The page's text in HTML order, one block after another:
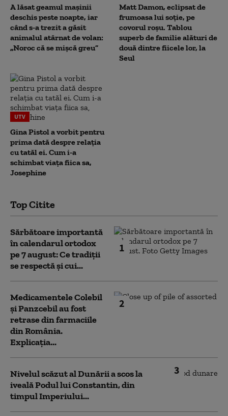
A lăsat geamul mașinii
deschis peste noapte, iar
când s-a trezit a găsit
animalul atârnat de volan:
„Noroc că se mișcă greu”
Matt Damon, eclipsat de
frumoasa lui soție, pe
covorul roșu. Tablou
superb de familie alături de
două dintre fiicele lor, la
Seul
UTV
Gina Pistol a vorbit pentru
prima dată despre relația
cu tatăl ei. Cum i-a
schimbat viața fiica sa,
Josephine
Top Citite
1
Sărbătoare importantă
în calendarul ortodox
pe 7 august: Ce tradiții
se respectă și cui...
2
Medicamentele Colebil
și Panzcebil au fost
retrase din farmaciile
din România.
Explicația...
3
Nivelul scăzut al Dunării a scos la
iveală Podul lui Constantin, din
timpul Imperiului...